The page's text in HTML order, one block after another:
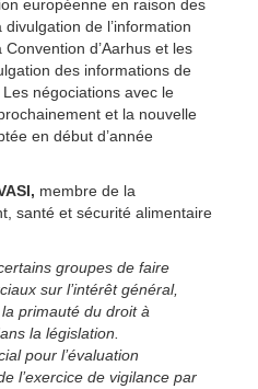
européenne en raison des
de l’information
d’Aarhus et les
des informations de
Les négociations avec le
et la nouvelle
en début d’année
membre de la
santé et sécurité alimentaire
groupes de faire
sur l’intérêt général,
primauté du droit à
la législation.
pour l’évaluation
l’exercice de vigilance par